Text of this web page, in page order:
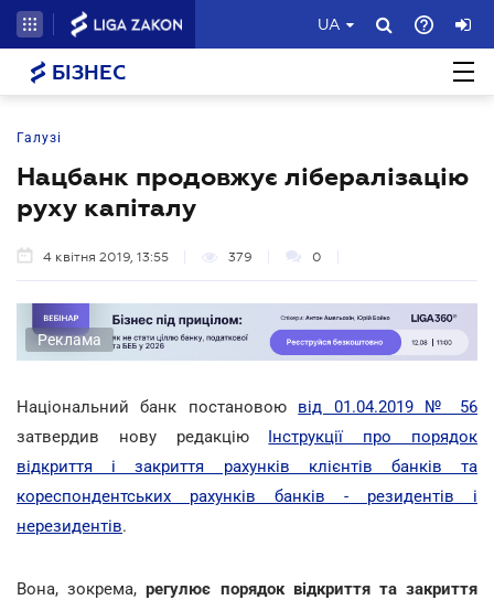
UA
БІЗНЕС
Галузі
Нацбанк продовжує лібералізацію
руху капіталу
4 квітня 2019, 13:55 379 0
Реклама
Національний банк постановою від 01.04.2019 № 56
затвердив нову редакцію Інструкції про порядок
відкриття і закриття рахунків клієнтів банків та
кореспондентських рахунків банків - резидентів і
нерезидентів.
Вона, зокрема,регулює порядок відкриття та закриття